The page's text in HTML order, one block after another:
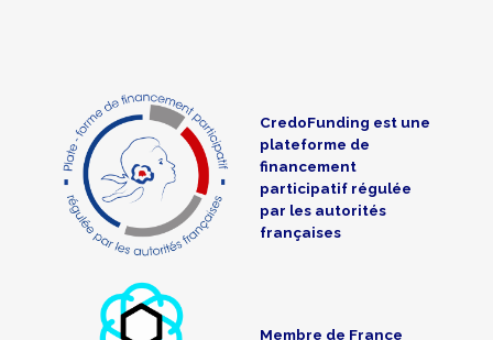
CredoFunding est une
plateforme de
financement
participatif régulée
par les autorités
françaises
Membre de France